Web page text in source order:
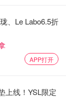
、Le Labo6.5折
APP打开
上线！YSL限定